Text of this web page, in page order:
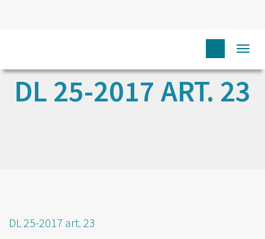
DL 25-2017 ART. 23
DL 25-2017 art. 23